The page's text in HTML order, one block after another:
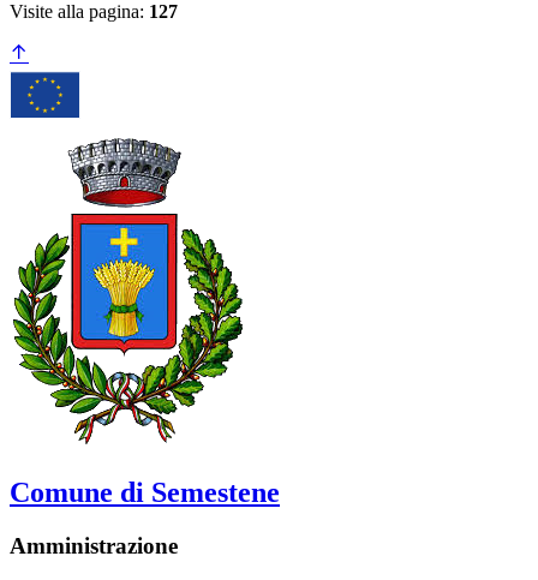
Visite alla pagina: 127
Comune di Semestene
Amministrazione